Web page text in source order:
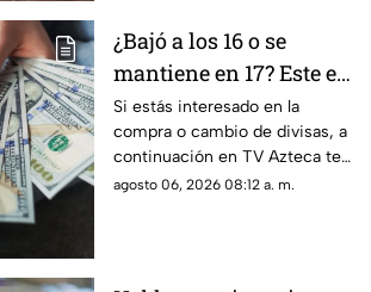
¿Bajó a los 16 o se
mantiene en 17? Este es
el precio del dólar en
Aguascalientes hoy 6
de agosto de 2026
Si estás interesado en la
compra o cambio de divisas, a
continuación en TV Azteca te
informamos cuál es el precio
agosto 06, 2026 08:12 a. m.